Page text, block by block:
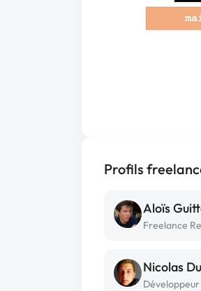
Profils
Aloïs
Freelance
Nicolas